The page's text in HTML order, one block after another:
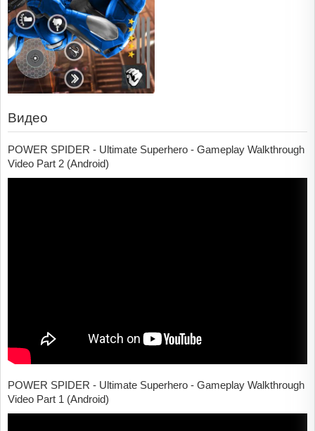
Видео
POWER SPIDER - Ultimate Superhero - Gameplay Walkthrough
Video Part 2 (Android)
POWER SPIDER - Ultimate Superhero - Gameplay Walkthrough
Video Part 1 (Android)